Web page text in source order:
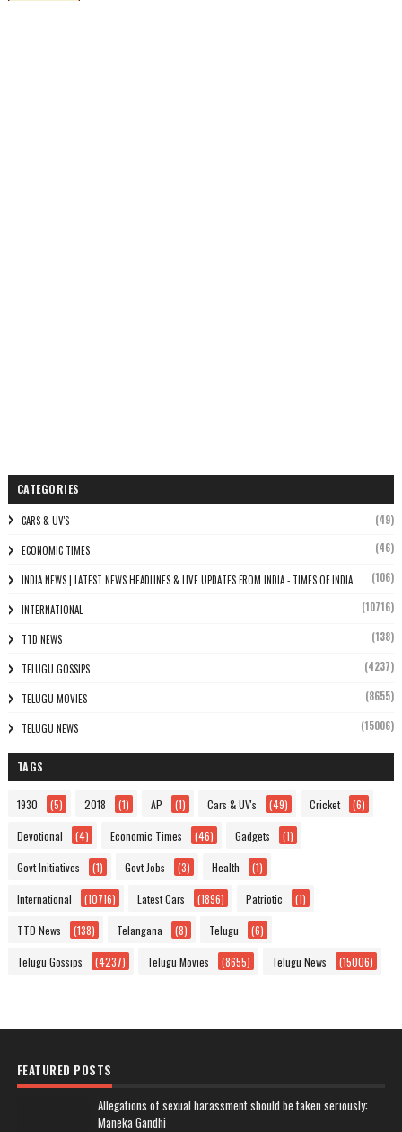
CATEGORIES
CARS & UV'S (49)
ECONOMIC TIMES (46)
INDIA NEWS | LATEST NEWS HEADLINES & LIVE UPDATES FROM INDIA - TIMES OF INDIA (106)
INTERNATIONAL (10716)
TTD NEWS (138)
TELUGU GOSSIPS (4237)
TELUGU MOVIES (8655)
TELUGU NEWS (15006)
TAGS
1930 (5) 2018 (1) AP (1) Cars & UV's (49) Cricket (6)
Devotional (4) Economic Times (46) Gadgets (1)
Govt Initiatives (1) Govt Jobs (3) Health (1)
International (10716) Latest Cars (1896) Patriotic (1)
TTD News (138) Telangana (8) Telugu (6)
Telugu Gossips (4237) Telugu Movies (8655) Telugu News (15006)
FEATURED POSTS
Allegations of sexual harassment should be taken seriously:
Maneka Gandhi